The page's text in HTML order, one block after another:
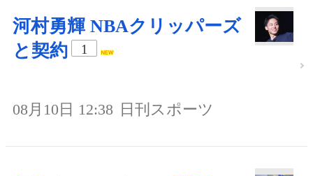
河村勇輝 NBAクリッパーズ
と契約
1
08月10日 12:38 日刊スポーツ